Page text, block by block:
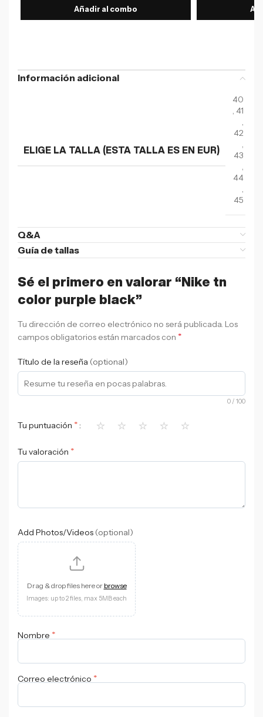
Añadir al combo
Información adicional
ELIGE LA TALLA (ESTA TALLA ES EN EUR)
40
, 41
,
42
,
43
,
44
,
45
Q&A
Guía de tallas
Sé el primero en valorar “Nike tn
color purple black”
Tu dirección de correo electrónico no será publicada. Los
campos obligatorios están marcados con *
Título de la reseña (optional)
0 / 100
Tu puntuación * ⭐ ⭐ ⭐ ⭐ ⭐
Tu valoración *
Add Photos/Videos (optional)
Drag & drop files here or browse
Images: up to 2 files, max 5MB each
Nombre *
Correo electrónico *